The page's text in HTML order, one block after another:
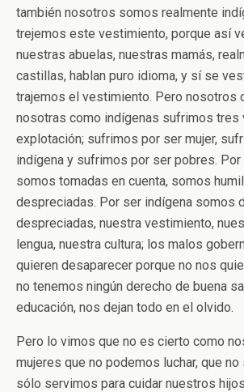
también nosotros somos realmente
trejemos este vestimiento, porque así
nuestras abuelas, nuestras mamás,
castillas, hablan puro idioma, y sí se
trajemos el vestimiento. Pero nosotros
nosotras como indígenas sufrimos tres
explotación; sufrimos por ser mujer,
indígena y sufrimos por ser pobres. Por
somos tomadas en cuenta, somos
despreciadas. Por ser indígena somos
despreciadas, nuestra vestimiento,
lengua, nuestra cultura; los malos
quieren desaparecer porque no nos
no tenemos ningún derecho de buena
educación, nos dejan todo en el olvido.
Pero lo vimos que no es cierto como
mujeres que no podemos luchar, que
sólo servimos para cuidar nuestros